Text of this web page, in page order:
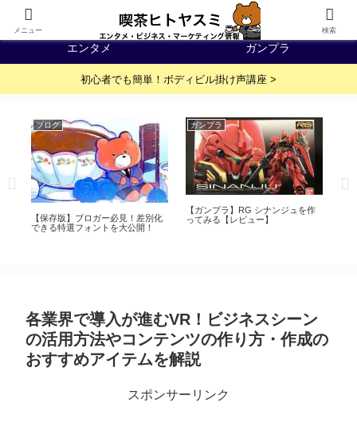
イベント・展示会
エンタメ ガンプラ
初心者でも簡単！ボディビル掛け声講座 >
ブログ
【保存版】ブロガー必見！差別化
できる特選フォントを大公開！
ガンプラ
【ガンプラ】RG シナンジュを作
ってみる【レビュー】
各業界で導入が進むVR！ビジネスシーン
の活用方法やコンテンツの作り方・作成の
おすすめアイテムを解説
スポンサーリンク
メニュー 検索